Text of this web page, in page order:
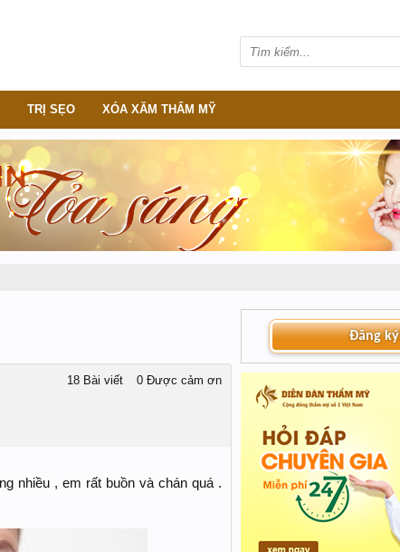
18 Bài viết 0 Được cảm ơn
nhiều , em rất buồn và chán quá .
Đăng
TRỊ SẸO XÓA XĂM THẨM MỸ